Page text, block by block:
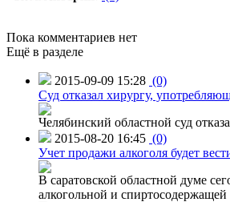
Пока комментариев нет
Ещё в разделе
2015-09-09 15:28 (0)
Суд отказал хирургу,
Челябинский областной суд
2015-08-20 16:45 (0)
Учет продажи алкоголя будет
В саратовской областной думе
алкогольной и спиртосодержащей